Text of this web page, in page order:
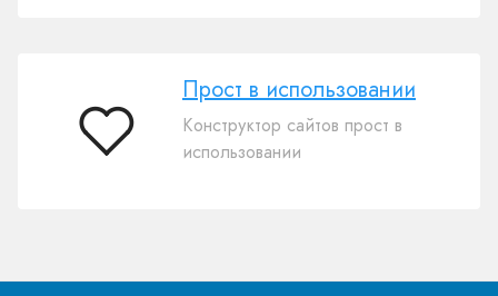
Прост
Прост в использовании
Конструктор сайтов прост в
использовании